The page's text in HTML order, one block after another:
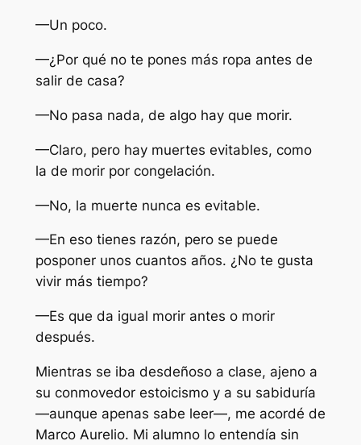
—Un poco.
—¿Por qué no te pones más ropa antes de
salir de casa?
—No pasa nada, de algo hay que morir.
—Claro, pero hay muertes evitables, como
la de morir por congelación.
—No, la muerte nunca es evitable.
—En eso tienes razón, pero se puede
posponer unos cuantos años. ¿No te gusta
vivir más tiempo?
—Es que da igual morir antes o morir
después.
Mientras se iba desdeñoso a clase, ajeno a
su conmovedor estoicismo y a su sabiduría
—aunque apenas sabe leer—, me acordé de
Marco Aurelio. Mi alumno lo entendía sin